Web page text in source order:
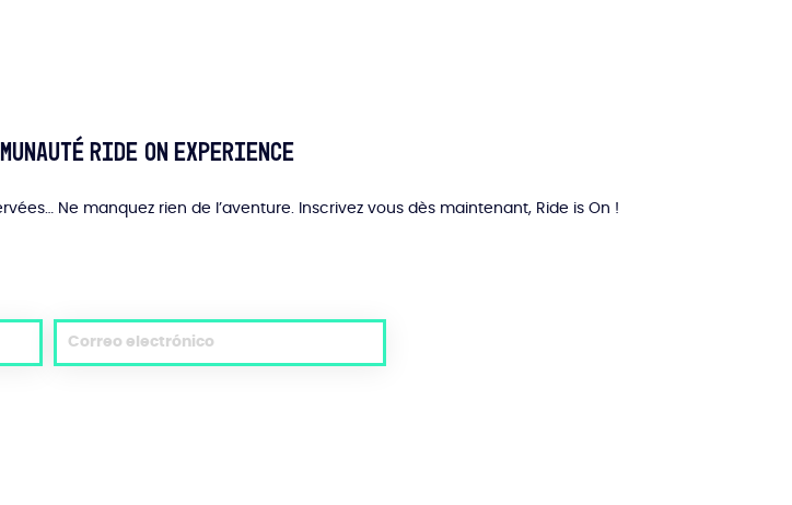
en
la
del
del
Ride On Experience
Ne manquez rien de l’aventure. Inscrivez vous dès maintenant, Ride is On !